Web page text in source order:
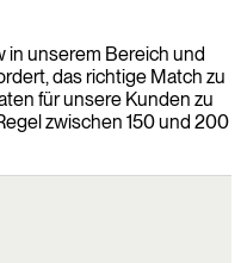
unserem Bereich und
das richtige Match zu
für unsere Kunden zu
zwischen 150 und 200